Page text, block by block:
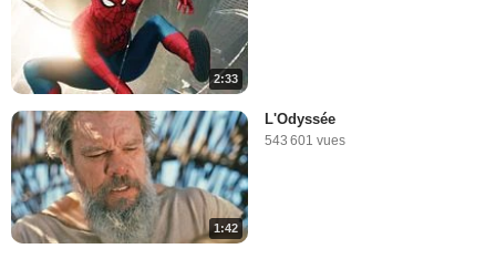
2:33
1:42
L'Odyssée
543 601 vues